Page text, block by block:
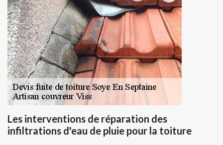
Les interventions de réparation des
infiltrations d'eau de pluie pour la toiture